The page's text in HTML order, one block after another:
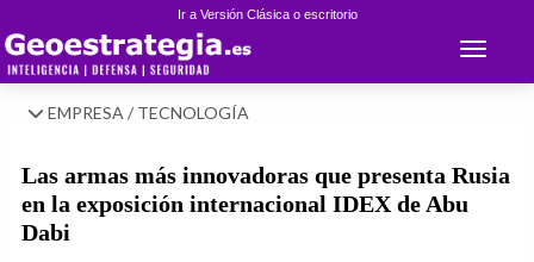
Ir a Versión Clásica o escritorio
Toggle
EMPRESA / TECNOLOGÍA
Las armas más innovadoras que presenta Rusia
en la exposición internacional IDEX de Abu
Dabi